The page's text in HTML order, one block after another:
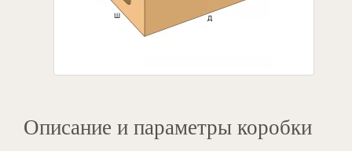
Описание и параметры коробки